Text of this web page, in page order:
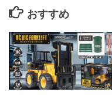
おすすめ